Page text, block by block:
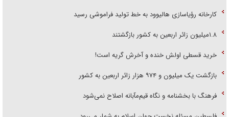
کارخانه رؤیاسازی هالیوود به خط تولید فراموشی رسید
۱.۸میلیون زائر اربعین به کشور بازگشتند
خرید قسطی اولش خنده و آخرش گریه است!
بازگشت یک میلیون و ۹۷۴ هزار زائر اربعین به کشور
فرهنگ با بخشنامه و نگاه قیم‌مآبانه اصلاح نمی‌شود